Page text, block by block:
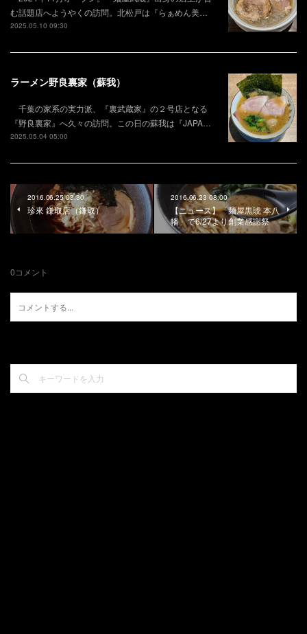
む話題店へようやくの訪問。北松戸は『らぁめん美…
2025.05.10 09:30
ラーメン野良裏家（蘇我）
千葉の家系の実力派、『裏武蔵家』の２号店となる
『野良裏家』へ久々の訪問。この日の蘇我は『JAPA…
2025.05.04 05:00
2016.06.25 03:30
珍來 鎌取店（鎌取）
2016.06.23 08:00
【ニュース】「麺屋黒琥 本八
幡」で6/27より創業感謝祭
0コメント